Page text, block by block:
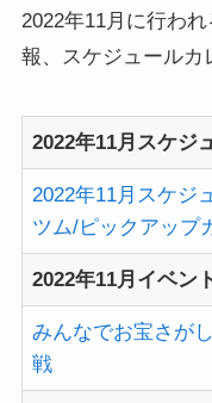
2022年11月に行わ
報、スケジュールカ
2022年11月スケジ
2022年11月スケジ
ツム/ピックアップ
2022年11月イベン
みんなでお宝さが
戦